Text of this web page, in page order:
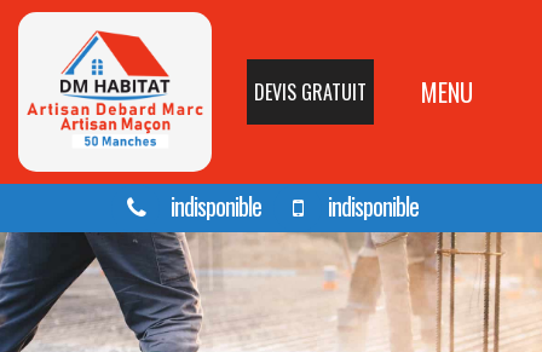
DEVIS GRATUIT MENU
indisponible indisponible